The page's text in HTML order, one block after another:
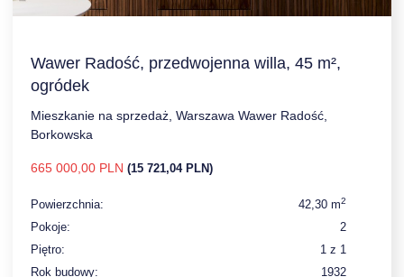
Wawer Radość, przedwojenna willa, 45 m²,
ogródek
Mieszkanie na sprzedaż, Warszawa Wawer Radość,
Borkowska
665 000,00 PLN (15 721,04 PLN)
Powierzchnia: 42,30 m2
Pokoje:
2
Piętro:
1 z 1
Rok budowy:
1932